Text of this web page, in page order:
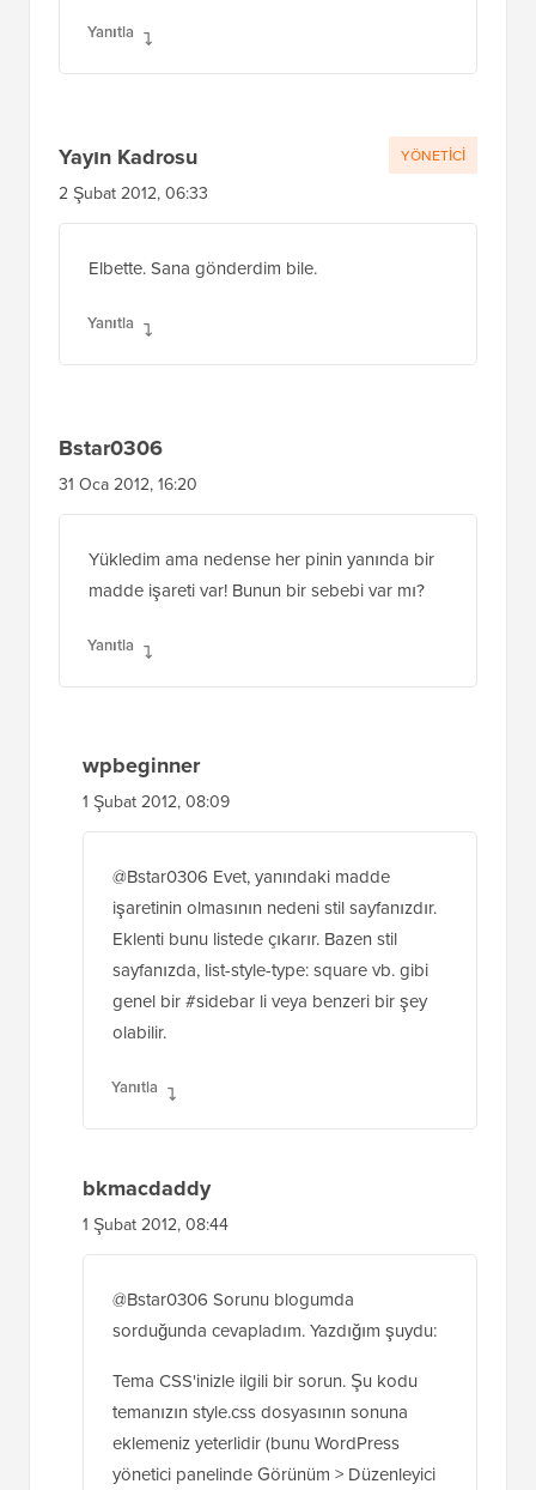
Yanıtla
Yayın Kadrosu
2 Şubat 2012, 06:33
Elbette. Sana gönderdim bile.
Yanıtla
YÖNETICI
Bstar0306
31 Oca 2012, 16:20
Yükledim ama nedense her pinin yanında bir
madde işareti var! Bunun bir sebebi var mı?
Yanıtla
wpbeginner
1 Şubat 2012, 08:09
@Bstar0306 Evet, yanındaki madde
işaretinin olmasının nedeni stil sayfanızdır.
Eklenti bunu listede çıkarır. Bazen stil
sayfanızda, list-style-type: square vb. gibi
genel bir #sidebar li veya benzeri bir şey
olabilir.
Yanıtla
bkmacdaddy
1 Şubat 2012, 08:44
@Bstar0306 Sorunu blogumda
sorduğunda cevapladım. Yazdığım şuydu:
Tema CSS'inizle ilgili bir sorun. Şu kodu
temanızın style.css dosyasının sonuna
eklemeniz yeterlidir (bunu WordPress
yönetici panelinde Görünüm > Düzenleyici